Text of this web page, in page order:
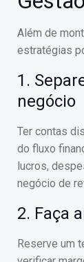
Além de
estratégias
1.
negócio
Ter contas
do fluxo
lucros,
negócio de
2. Faça
Reserve um